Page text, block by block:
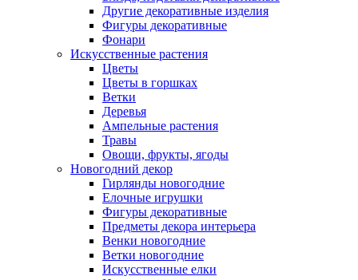
Другие декоративные изделия
Фигуры декоративные
Фонари
Искусственные растения
Цветы
Цветы в горшках
Ветки
Деревья
Ампельные растения
Травы
Овощи, фрукты, ягоды
Новогодний декор
Гирлянды новогодние
Елочные игрушки
Фигуры декоративные
Предметы декора интерьера
Венки новогодние
Ветки новогодние
Искусственные елки